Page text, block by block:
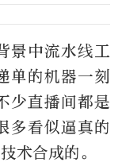
景中流水线工
单的机器一刻
少直播间都是
多看似逼真的
术合成的。